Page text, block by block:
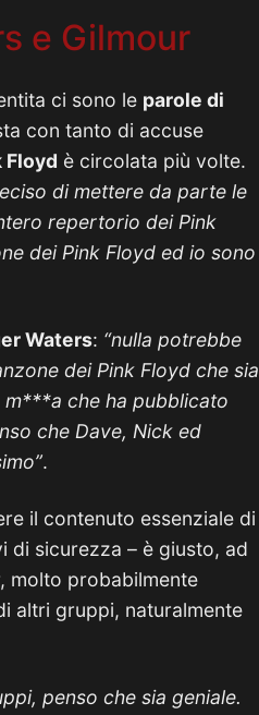
e Gilmour
ci sono le parole di
con tanto di accuse
Floyd è circolata più volte.
di mettere da parte le
repertorio dei Pink
dei Pink Floyd ed io sono
Waters: “nulla potrebbe
dei Pink Floyd che sia
m***a che ha pubblicato
che Dave, Nick ed
.
il contenuto essenziale di
di sicurezza – è giusto, ad
molto probabilmente
altri gruppi, naturalmente
penso che sia geniale.